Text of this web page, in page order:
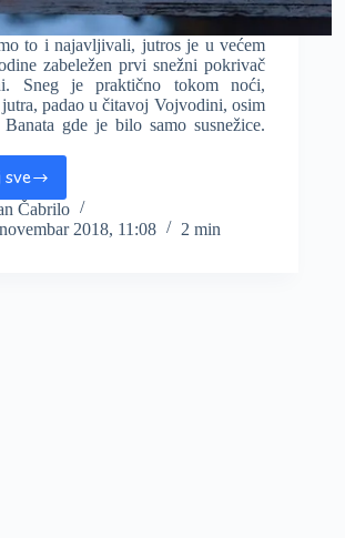
to i najavljivali, jutros je u većem
zabeležen prvi snežni pokrivač
Sneg je praktično tokom noći,
padao u čitavoj Vojvodini, osim
Banata gde je bilo samo susnežice.
sve
prvi
Čabrilo
2018, 11:08
2 min